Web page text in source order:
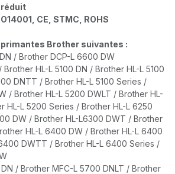
réduit
CE, STMC, ROHS
Brother suivantes :
/ Brother DCP-L 6600 DW
HL-L 5100 DN / Brother HL-L 5100
DNTT / Brother HL-L 5100 Series /
/ Brother HL-L 5200 DWLT / Brother HL-
HL-L 5200 Series / Brother HL-L 6250
DW / Brother HL-L6300 DWT / Brother
HL-L 6400 DW / Brother HL-L 6400
DWTT / Brother HL-L 6400 Series /
/ Brother MFC-L 5700 DNLT / Brother